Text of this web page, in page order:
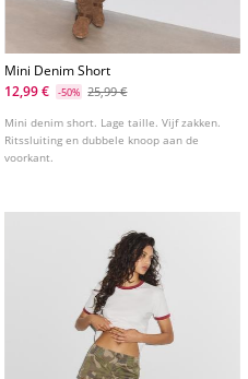
Mini Denim Short
12,99 €
-50% 25,99 €
Mini denim short. Lage taille. Vijf zakken.
Ritssluiting en dubbele knoop aan de
voorkant.